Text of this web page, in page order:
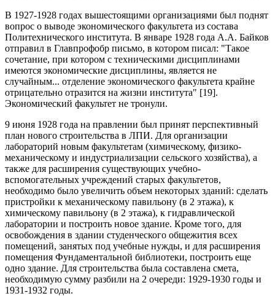
В 1927-1928 годах вышестоящими организациями был поднят
вопрос о выводе экономического факультета из состава
Политехнического института. В январе 1928 года А.А. Байков
отправил в Главпрофобр письмо, в котором писал: "Такое
сочетание, при котором с техническими дисциплинами
имеются экономические дисциплины, является не
случайным... отделение экономического факультета крайне
отрицательно отразится на жизни института" [19].
Экономический факультет не тронули.
9 июня 1928 года на правлении был принят перспективный
план нового строительства в ЛПИ. Для организации
лабораторий новым факультетам (химическому, физико-
механическому и индустриализации сельского хозяйства), а
также для расширения существующих учебно-
вспомогательных учреждений старых факультетов,
необходимо было увеличить объем некоторых зданий: сделать
пристройки к механическому павильону (в 2 этажа), к
химическому павильону (в 2 этажа), к гидравлической
лаборатории и построить новое здание. Кроме того, для
освобождения в здании студенческого общежития всех
помещений, занятых под учебные нужды, и для расширения
помещения Фундаментальной библиотеки, построить еще
одно здание. Для строительства была составлена смета,
необходимую сумму разбили на 2 очереди: 1929-1930 годы и
1931-1932 годы.